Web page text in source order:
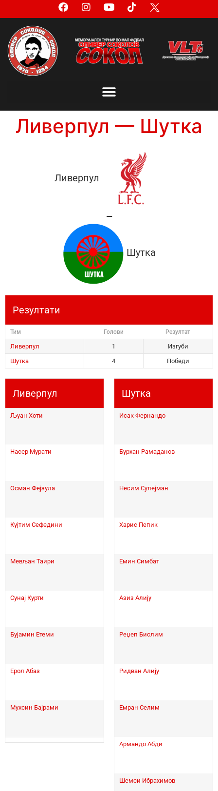
Ливерпул — Шутка
Ливерпул
—
Шутка
Резултати
Тим Голови Резултат
Ливерпул 1
Изгуби
Шутка
4 Победи
Ливерпул
Љуан Хоти
Насер Мурати
Осман Фејзула
Кујтим Сефедини
Мевљан Таири
Сунај Курти
Бујамин Етеми
Ерол Абаз
Мухсин Бајрами
Шутка
Исак Фернандо
Бурхан Рамаданов
Несим Сулејман
Харис Пепик
Емин Симбат
Азиз Алију
Реџеп Бислим
Ридван Алију
Емран Селим
Армандо Абди
Шемси Ибрахимов